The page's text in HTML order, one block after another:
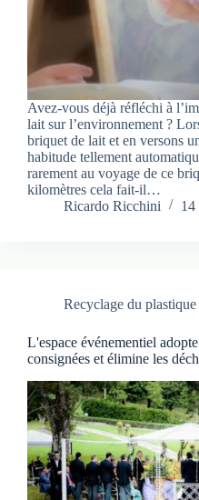
Avez-vous déjà réfléchi à
lait sur l’environnement ?
briquet de lait et en versons
habitude tellement
rarement au voyage de ce
kilomètres cela fait-il…
Ricardo Ricchini
14
Recyclage du plastique
L'espace événementiel
consignées et élimine les